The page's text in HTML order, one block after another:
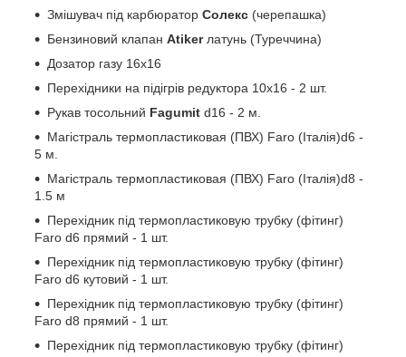
Змішувач під карбюратор Солекс (черепашка)
Бензиновий клапан Atikerлатунь (Туреччина)
Дозатор газу 16х16
Перехідники на підігрів редуктора 10х16 - 2 шт.
Рукав тосольний Fagumit d16 - 2 м.
Магістраль термопластиковая (ПВХ) Faro (Італія)d6 -
5 м.
Магістраль термопластиковая (ПВХ) Faro (Італія)d8 -
1.5 м
Перехідник під термопластиковую трубку (фітинг)
Faro d6 прямий - 1 шт.
Перехідник під термопластиковую трубку (фітинг)
Faro d6 кутовий - 1 шт.
Перехідник під термопластиковую трубку (фітинг)
Faro d8 прямий - 1 шт.
Перехідник під термопластиковую трубку (фітинг)